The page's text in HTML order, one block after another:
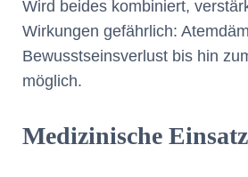
Wird beides kombiniert,
Wirkungen gefährlich:
Bewusstseinsverlust bis hin
möglich.
Medizinische